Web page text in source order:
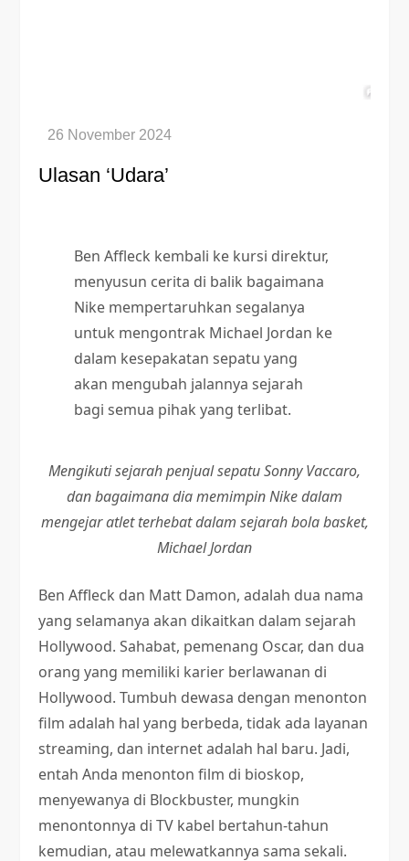
Ulasan ‘Udara’
Ben Affleck kembali ke kursi direktur,
menyusun cerita di balik bagaimana
Nike mempertaruhkan segalanya
untuk mengontrak Michael Jordan ke
dalam kesepakatan sepatu yang
akan mengubah jalannya sejarah
bagi semua pihak yang terlibat.
Mengikuti sejarah penjual sepatu Sonny Vaccaro,
dan bagaimana dia memimpin Nike dalam
mengejar atlet terhebat dalam sejarah bola basket,
Michael Jordan
Ben Affleck dan Matt Damon, adalah dua nama
yang selamanya akan dikaitkan dalam sejarah
Hollywood. Sahabat, pemenang Oscar, dan dua
orang yang memiliki karier berlawanan di
Hollywood. Tumbuh dewasa dengan menonton
film adalah hal yang berbeda, tidak ada layanan
streaming, dan internet adalah hal baru. Jadi,
entah Anda menonton film di bioskop,
menyewanya di Blockbuster, mungkin
menontonnya di TV kabel bertahun-tahun
kemudian, atau melewatkannya sama sekali.